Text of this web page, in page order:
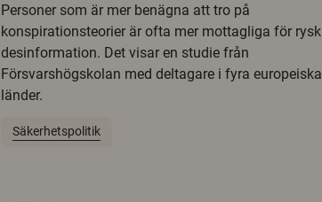
Personer som är mer benägna att tro på
konspirationsteorier är ofta mer mottagliga för rysk
desinformation. Det visar en studie från
Försvarshögskolan med deltagare i fyra europeiska
länder.
Säkerhetspolitik